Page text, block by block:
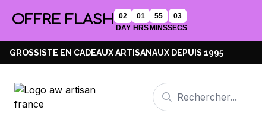
OFFRE FLASH
02
DAY
01
HRS
55
MINS
02
SECS
GROSSISTE EN CADEAUX ARTISANAUX DEPUIS 1995